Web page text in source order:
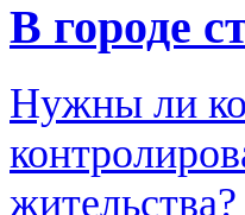
В городе
Нужны ли